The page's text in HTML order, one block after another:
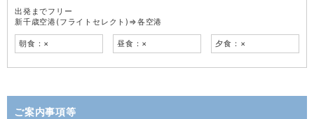
出発までフリー
新千歳空港(フライトセレクト)⇒各空港
朝食：× 昼食：× 夕食：×
ご案内事項等